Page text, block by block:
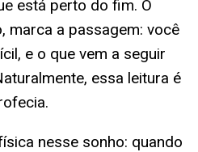
está perto do fim. O
marca a passagem: você
e o que vem a seguir
essa leitura é
nesse sonho: quando